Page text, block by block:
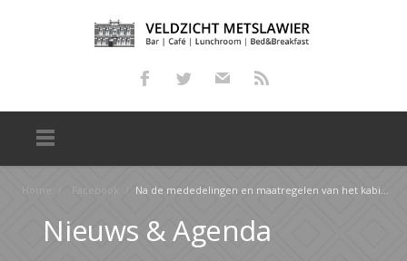
Home Facebook Na de mededelingen en maatregelen van het kabinet van afgelopen zondag zijn wij genoodzaakt ons café…
Nieuws & Agenda